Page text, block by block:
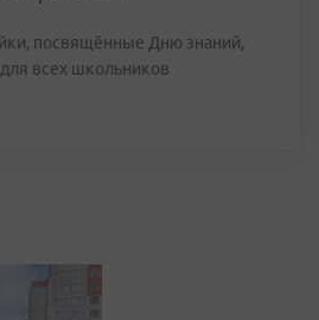
посвящённые Дню знаний,
для всех школьников